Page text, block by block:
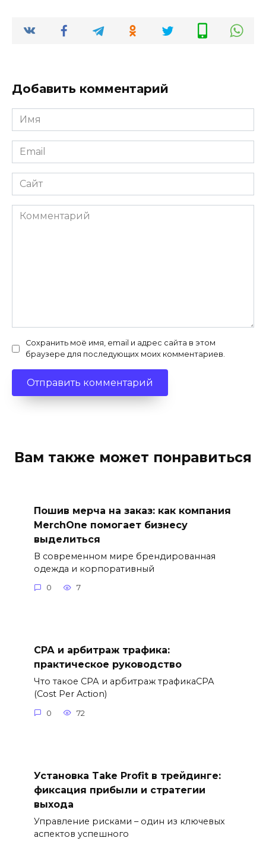
Добавить комментарий
Имя
*
Email
*
Сайт
Комментарий
Сохранить моё имя, email и адрес сайта в этом
браузере для последующих моих комментариев.
Вам также может понравиться
Пошив мерча на заказ: как компания
MerchOne помогает бизнесу
выделиться
В современном мире брендированная
одежда и корпоративный
0 7
СРА и арбитраж трафика:
практическое руководство
Что такое СРА и арбитраж трафикаСРА
(Cost Per Action)
0 72
Установка Take Profit в трейдинге:
фиксация прибыли и стратегии
выхода
Управление рисками – один из ключевых
аспектов успешного